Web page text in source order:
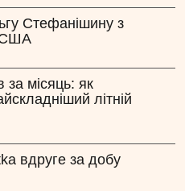
Стефанішину з
США
місяць: як
літній
вдруге за добу